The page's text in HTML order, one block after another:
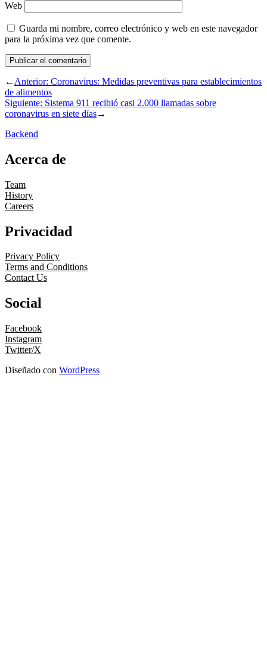
Web
Guarda mi nombre, correo electrónico y web en este navegador
para la próxima vez que comente.
← Anterior: Coronavirus: Medidas preventivas para establecimientos
de alimentos
Siguiente: Sistema 911 recibió casi 2.000 llamadas sobre
coronavirus en siete días→
Backend
Acerca de
Team
History
Careers
Privacidad
Privacy Policy
Terms and Conditions
Contact Us
Social
Facebook
Instagram
Twitter/X
Diseñado con WordPress